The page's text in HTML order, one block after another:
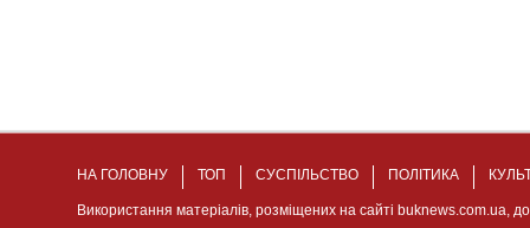
НА ГОЛОВНУ ТОП СУСПІЛЬСТВО ПОЛІТИКА
Використання матеріалів, розміщених на сайті buknews.com.ua,